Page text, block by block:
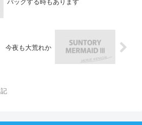
バックする時もあります
今夜も大荒れか